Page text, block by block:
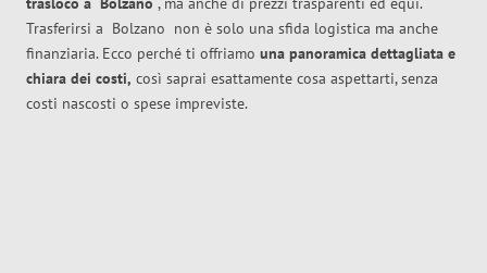
Trasferirsi a Bolzano non è solo una sfida logistica ma anche
finanziaria. Ecco perché ti offriamo una panoramica dettagliata e
chiara dei costi, così saprai esattamente cosa aspettarti, senza
costi nascosti o spese impreviste.